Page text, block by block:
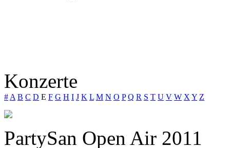
Konzerte
# A B C D E F G H I J K L M N O P Q R S T U V W X Y Z
PartySan Open Air 2011